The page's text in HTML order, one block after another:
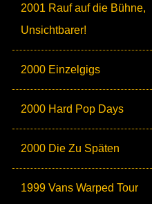
2001 Rauf auf die Bühne,
Unsichtbarer!
2000 Einzelgigs
2000 Hard Pop Days
2000 Die Zu Späten
1999 Vans Warped Tour